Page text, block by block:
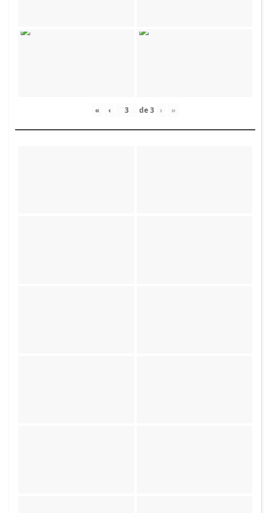
« ‹ de3 › »